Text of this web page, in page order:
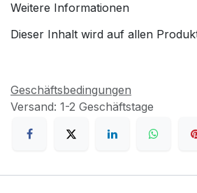
Weitere Informationen
Dieser Inhalt wird auf allen
Geschäftsbedingungen
Versand: 1-2 Geschäftstage